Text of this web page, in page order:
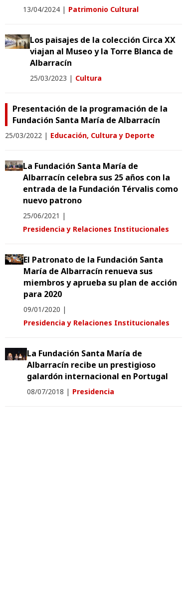
13/04/2024 | Patrimonio Cultural
Los paisajes de la colección Circa XX
viajan al Museo y la Torre Blanca de
Albarracín
25/03/2023 | Cultura
Presentación de la programación de la
Fundación Santa María de Albarracín
25/03/2022 | Educación, Cultura y Deporte
La Fundación Santa María de
Albarracín celebra sus 25 años con la
entrada de la Fundación Térvalis como
nuevo patrono
25/06/2021 |
Presidencia y Relaciones Institucionales
El Patronato de la Fundación Santa
María de Albarracín renueva sus
miembros y aprueba su plan de acción
para 2020
09/01/2020 |
Presidencia y Relaciones Institucionales
La Fundación Santa María de
Albarracín recibe un prestigioso
galardón internacional en Portugal
08/07/2018 | Presidencia